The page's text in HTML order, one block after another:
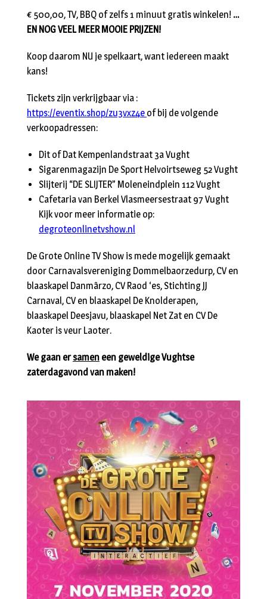
€ 500,00, TV, BBQ of zelfs 1 minuut gratis winkelen! …
EN NOG VEEL MEER MOOIE PRIJZEN!
Koop daarom NU je spelkaart, want iedereen maakt
kans!
Tickets zijn verkrijgbaar via :
https://eventix.shop/zu3vxz4e of bij de volgende
verkoopadressen:
Dit of Dat Kempenlandstraat 3a Vught
Sigarenmagazijn De Sport Helvoirtseweg 52 Vught
Slijterij “DE SLIJTER” Moleneindplein 112 Vught
Cafetaria van Berkel Vlasmeersestraat 97 Vught
Kijk voor meer informatie op:
degroteonlinetvshow.nl
De Grote Online TV Show is mede mogelijk gemaakt
door Carnavalsvereniging Dommelbaorzedurp, CV en
blaaskapel Danmârzo, CV Raod ‘es, Stichting JJ
Carnaval, CV en blaaskapel De Knolderapen,
blaaskapel Deesjavu, blaaskapel Net Zat en CV De
Kaoter is veur Laoter.
We gaan ersamen een geweldige Vughtse
zaterdagavond van maken!